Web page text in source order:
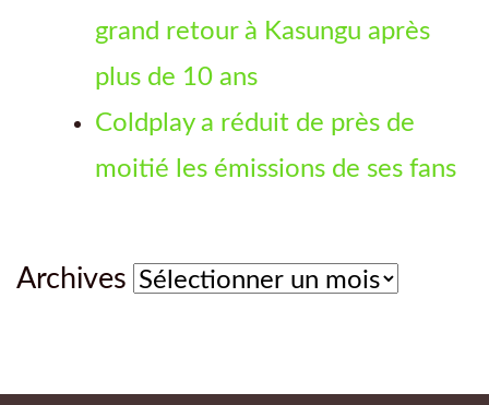
grand retour à Kasungu après
plus de 10 ans
Coldplay a réduit de près de
moitié les émissions de ses fans
Archives Archives